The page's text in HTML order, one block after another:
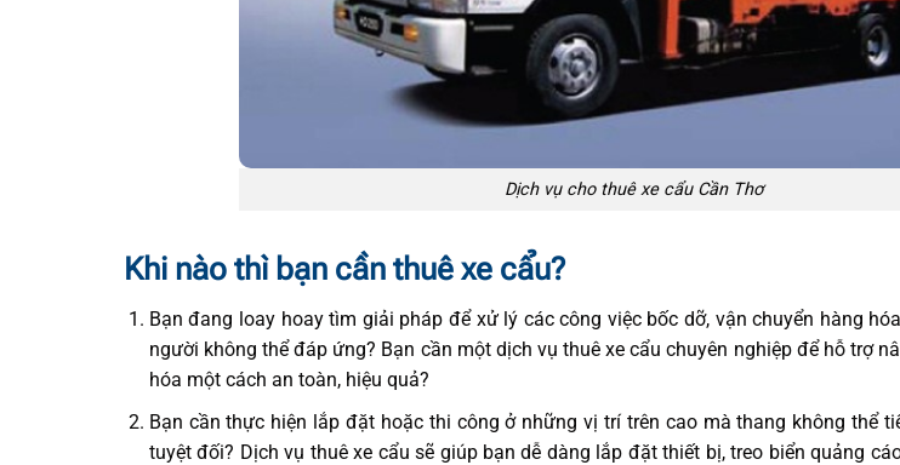
Dịch vụ cho thuê xe cẩu Cần Thơ
Khi nào thì bạn cần thuê xe cẩu?
Bạn đang loay hoay tìm giải pháp để xử lý các công việc bốc dỡ, vận chuyển hàng
người không thể đáp ứng? Bạn cần một dịch vụ thuê xe cẩu chuyên nghiệp để hỗ trợ
hóa một cách an toàn, hiệu quả?
Bạn cần thực hiện lắp đặt hoặc thi công ở những vị trí trên cao mà thang không thể
tuyệt đối? Dịch vụ thuê xe cẩu sẽ giúp bạn dễ dàng lắp đặt thiết bị, treo biển quảng